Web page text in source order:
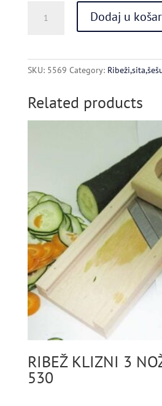
Dodaj u
SKU: 5569 Category:
Related products
RIBEŽ KLIZNI 3
530